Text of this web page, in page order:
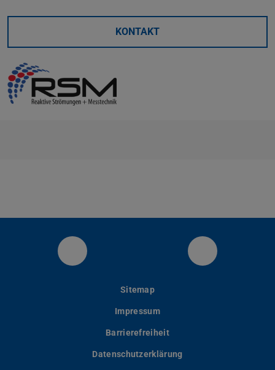
KONTAKT
RSM at LinkedIn YouTube
Sitemap
Impressum
Barrierefreiheit
Datenschutzerklärung